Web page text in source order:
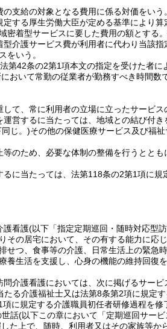
支給の対象となる費用に係る対価をいう。
する厚生労働大臣が定める基準により算
密着型サービスに要した費用の額とする
介護サービス費が利用者に代わり当該
をいう。
42条の2第1項本文の指定を受けた者に
いて常勤の従業者が勤務すべき時間数
て、常に利用者の立場に立ったサービス
営するに当たっては、地域との結び付
じ。)その他の保健医療サービス及び福
のため、必要な体制の整備を行うとと
に当たっては、法第118条の2第1項に
護看護(以下「指定定期巡回・随時対応型
の居宅において、その有する能力に応
つ、食事等の介護、日常生活上の緊急
生活を支援し、心身の機能の維持回復
介護看護においては、次に掲げるサービ
る介護福祉士又は法第8条第2項に規定
に規定する介護職員初任者研修過程を修
世話(以下この章において「定期巡回サー
た上で、随時、利用者又はその家族等か